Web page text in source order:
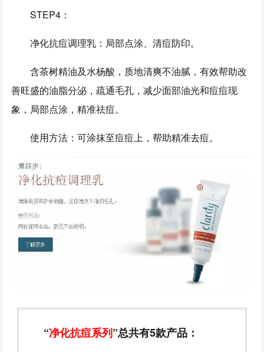
STEP4：
净化抗痘调理乳：局部点涂、清痘防印。
含茶树精油及水杨酸，质地清爽不油腻，有效帮助改
善旺盛的油脂分泌，疏通毛孔，减少面部油光和痘痘现
象，局部点涂，精准祛痘。
使用方法：可涂抹至痘痘上，帮助精准去痘。
“净化抗痘系列”总共有5款产品：